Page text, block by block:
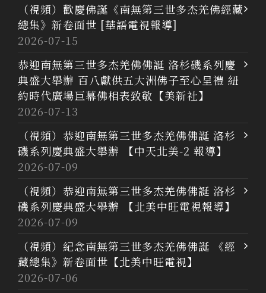
（視頻）歡慶佛誕《南無第三世多杰羌佛經藏
總集》新卷面世 [華語電視報導]
2026-07-15
恭迎南無第三世多杰羌佛佛誕 洛杉磯系列慶
典盛大舉辦 百八獻供五大洲佛子至心呈禮 紐
約時代廣場巨幕佛相表致敬【美新社】
2026-07-13
（視頻）恭迎南無第三世多杰羌佛佛誕 洛杉
磯系列慶典盛大舉辦 【中天北美-2 報導】
2026-07-09
（視頻）恭迎南無第三世多杰羌佛佛誕 洛杉
磯系列慶典盛大舉辦 【北美中旺電視報導】
2026-07-09
（視頻）紀念南無第三世多杰羌佛佛誕 《經
藏總集》新卷面世【北美中旺電視】
2026-07-06